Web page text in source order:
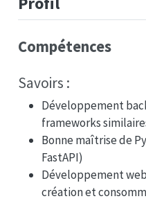
Compétences
Savoirs :
Développement
frameworks
Bonne maîtrise de
FastAPI)
Développement
création et